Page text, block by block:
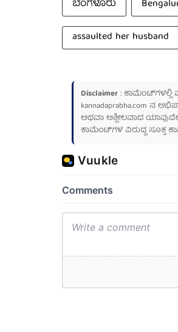
ಬೆಂಗಳೂರು
assaulted her husband
Disclaimer: ಕಾಮೆಂಟ್‌ಗಳಲ್ಲಿ
kannadaprabha.com ನ
ಅಥವಾ ಅಶ್ಲೀಲವಾದ
ಕಾಮೆಂಟ್‌ಗಳ ವಿರುದ್ಧ ಸೂಕ್ತ